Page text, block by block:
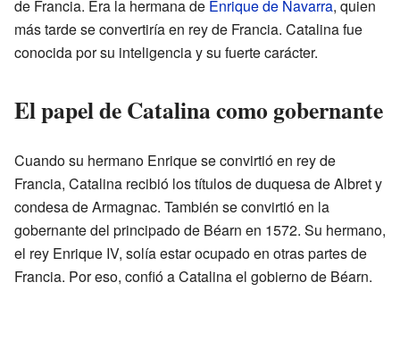
de Francia. Era la hermana de Enrique de Navarra, quien
más tarde se convertiría en rey de Francia. Catalina fue
conocida por su inteligencia y su fuerte carácter.
El papel de Catalina como gobernante
Cuando su hermano Enrique se convirtió en rey de
Francia, Catalina recibió los títulos de duquesa de Albret y
condesa de Armagnac. También se convirtió en la
gobernante del principado de Béarn en 1572. Su hermano,
el rey Enrique IV, solía estar ocupado en otras partes de
Francia. Por eso, confió a Catalina el gobierno de Béarn.